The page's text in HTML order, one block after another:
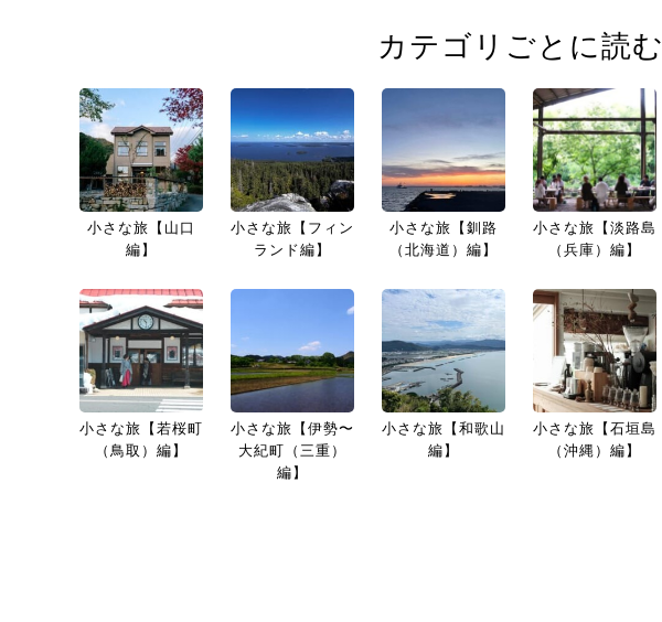
カテゴリごとに読む
小さな旅【山口
編】
小さな旅【フィン
ランド編】
小さな旅【釧路
（北海道）編】
小さな旅【淡路島
（兵庫）編】
小さな旅【若桜町
（鳥取）編】
小さな旅【伊勢〜
大紀町（三重）
編】
小さな旅【和歌山
編】
小さな旅【石垣島
（沖縄）編】